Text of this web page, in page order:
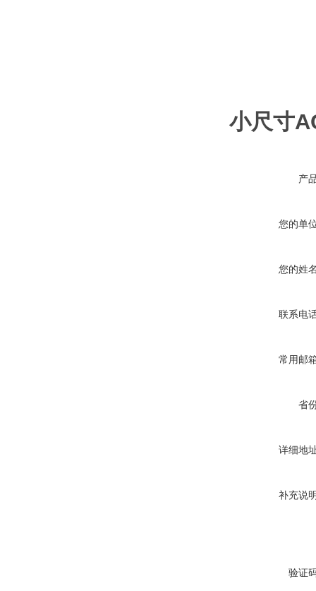
小尺寸
产
您的单
您的姓
联系电
常用邮
省
详细地
补充说
验证